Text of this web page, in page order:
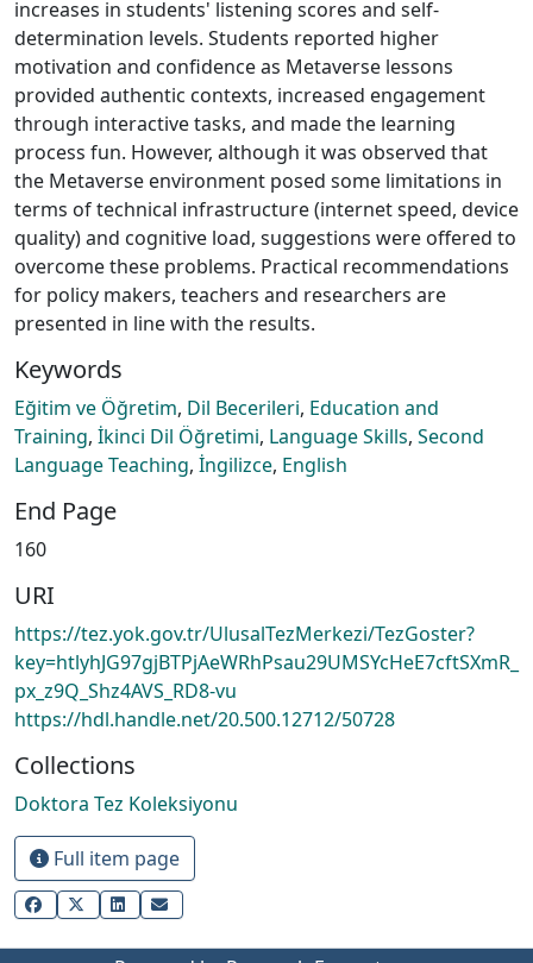
increases in students' listening scores and self-
determination levels. Students reported higher
motivation and confidence as Metaverse lessons
provided authentic contexts, increased engagement
through interactive tasks, and made the learning
process fun. However, although it was observed that
the Metaverse environment posed some limitations in
terms of technical infrastructure (internet speed, device
quality) and cognitive load, suggestions were offered to
overcome these problems. Practical recommendations
for policy makers, teachers and researchers are
presented in line with the results.
Keywords
Eğitim ve Öğretim, Dil Becerileri, Education and
Training, İkinci Dil Öğretimi, Language Skills, Second
Language Teaching, İngilizce, English
End Page
160
URI
https://tez.yok.gov.tr/UlusalTezMerkezi/TezGoster?
key=htlyhJG97gjBTPjAeWRhPsau29UMSYcHeE7cftSXmR_
px_z9Q_Shz4AVS_RD8-vu
https://hdl.handle.net/20.500.12712/50728
Collections
Doktora Tez Koleksiyonu
Full item page